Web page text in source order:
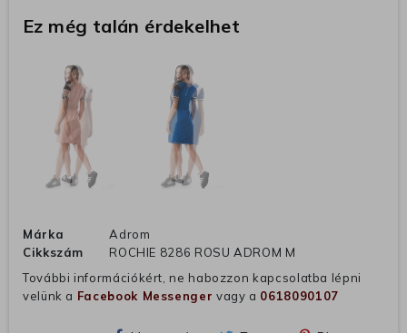
Ez még talán érdekelhet
Márka
Adrom
Cikkszám
ROCHIE 8286 ROSU ADROM M
További információkért, ne habozzon kapcsolatba lépni
velünk a Facebook Messenger vagy a 0618090107